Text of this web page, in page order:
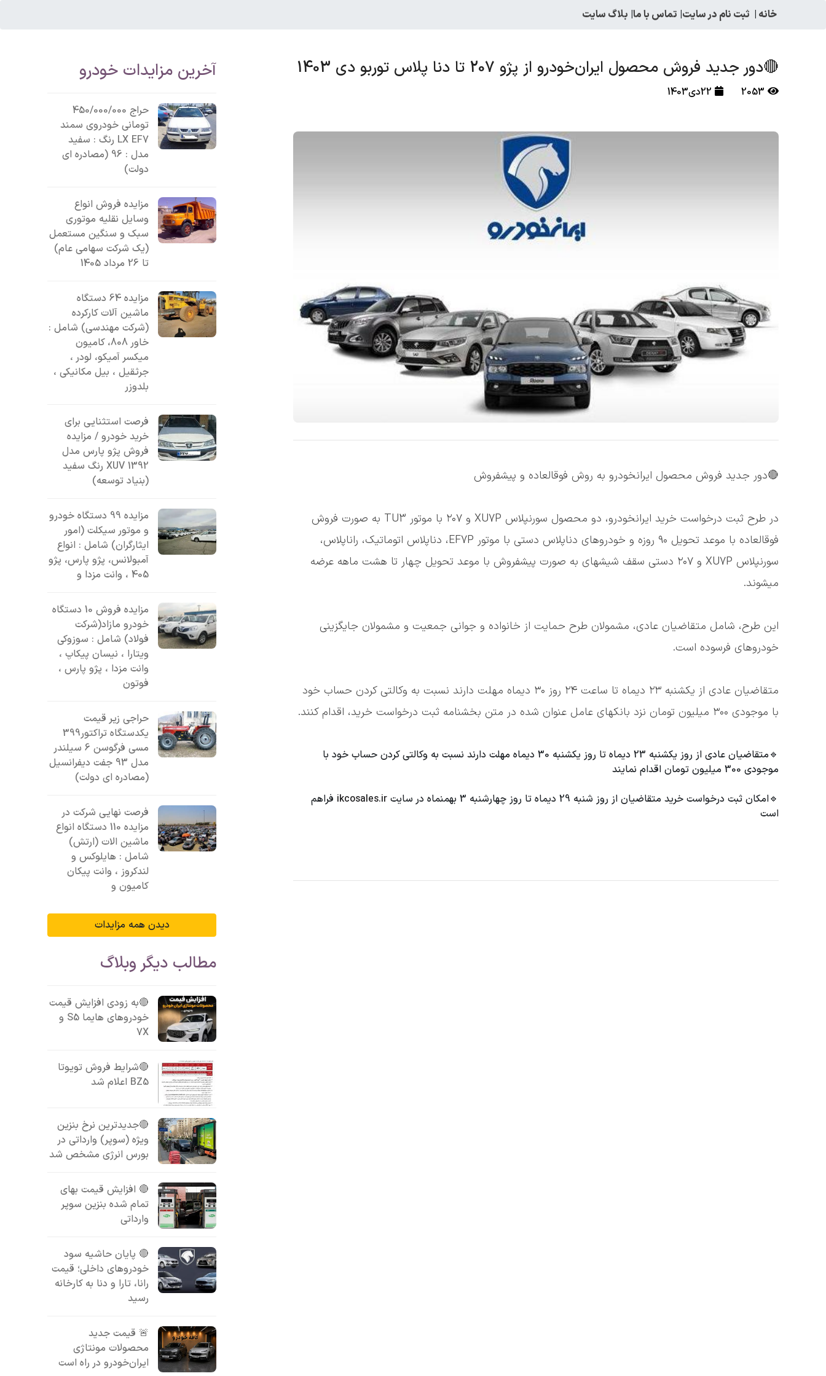
خانه | ثبت نام در سایت| تماس با ما| بلاگ سایت
🔴دور جدید فروش محصول ایران‌خودرو از پژو 207 تا دنا پلاس توربو دی 1403
2053 22دی1403
🔴دور جدید فروش محصول ایرانخودرو به روش فوقالعاده و پیشفروش
در طرح ثبت درخواست خرید ایرانخودرو، دو محصول سورنپلاس XU7P و ۲۰۷ با موتور TU3 به صورت فروش
فوقالعاده با موعد تحویل ۹۰ روزه و خودروهای دناپلاس دستی با موتور EF7P، دناپلاس اتوماتیک، راناپلاس،
سورنپلاس XU7P و ۲۰۷ دستی سقف شیشهای به صورت پیشفروش با موعد تحویل چهار تا هشت ماهه عرضه
میشوند.
این طرح، شامل متقاضیان عادی، مشمولان طرح حمایت از خانواده و جوانی جمعیت و مشمولان جایگزینی
خودروهای فرسوده است.
متقاضیان عادی از یکشنبه ۲۳ دیماه تا ساعت ۲۴ روز ۳۰ دیماه مهلت دارند نسبت به وکالتی کردن حساب خود
با موجودی ۳۰۰ میلیون تومان نزد بانکهای عامل عنوان شده در متن بخشنامه ثبت درخواست خرید، اقدام کنند.
🔹متقاضیان عادی از روز یکشنبه 23 دیماه تا روز یکشنبه 30 دیماه مهلت دارند نسبت به وکالتی کردن حساب خود با
موجودی 300 میلیون تومان اقدام نمایند
🔹امکان ثبت درخواست خرید متقاضیان از روز شنبه 29 دیماه تا روز چهارشنبه 3 بهمنماه در سایت
ikcosales.ir
فراهم
است
آخرین مزایدات خودرو
حراج 450/000/000
تومانی خودروی سمند
LX EF7 رنگ : سفید
مدل : 96 (مصادره ای
دولت)
مزایده فروش انواع
وسایل نقلیه موتوری
سبک و سنگین مستعمل
(یک شرکت سهامی عام)
تا 26 مرداد 1405
مزایده 64 دستگاه
ماشین آلات کارکرده
(شرکت مهندسی) شامل :
خاور 808، کامیون
میکسر آمیکو، لودر ،
جرثقیل ، بیل مکانیکی ،
بلدوزر
فرصت استثنایی برای
خرید خودرو / مزایده
فروش پژو پارس مدل
1392 XUV رنگ سفید
(بنیاد توسعه)
مزایده 99 دستگاه خودرو
و موتور سیکلت (امور
ایثارگران) شامل : انواع
آمبولانس، پژو پارس، پژو
405 ، وانت مزدا و
مزایده فروش 10 دستگاه
خودرو مازاد(شرکت
فولاد) شامل : سوزوکی
ویتارا ، نیسان پیکاپ ،
وانت مزدا ، پژو پارس ،
فوتون
حراجی زیر قیمت
یکدستگاه تراکتور399
مسی فرگوسن 6 سیلندر
مدل 93 جفت دیفرانسیل
(مصادره ای دولت)
فرصت نهایی شرکت در
مزایده 110 دستگاه انواع
ماشین الات (ارتش)
شامل : هایلوکس و
لندکروز ، وانت پیکان
کامیون و
دیدن همه مزایدات
مطالب دیگر وبلاگ
🔴به زودی افزایش قیمت
خودروهای هایما S5 و
7X
🔴شرایط فروش تویوتا
BZ5 اعلام شد
🔴جدیدترین نرخ بنزین
ویژه (سوپر) وارداتی در
بورس انرژی مشخص شد
🔴 افزایش قیمت بهای
تمام شده بنزین سوپر
وارداتی
🔴 پایان حاشیه سود
خودروهای داخلی؛ قیمت
رانا، تارا و دنا به کارخانه
رسید
🚨 قیمت جدید
محصولات مونتاژی
ایران‌خودرو در راه است